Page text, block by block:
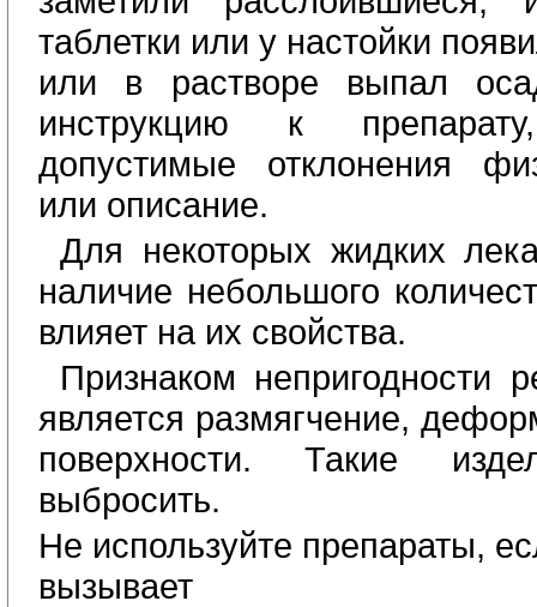
таблетки или у настойки
или в растворе выпал
инструкцию к
допустимые отклонения
или описание.
Для некоторых жидких
наличие небольшого
влияет на их свойства.
Признаком непригодности
является размягчение,
поверхности. Такие
выбросить.
Не используйте препараты,
вызывает